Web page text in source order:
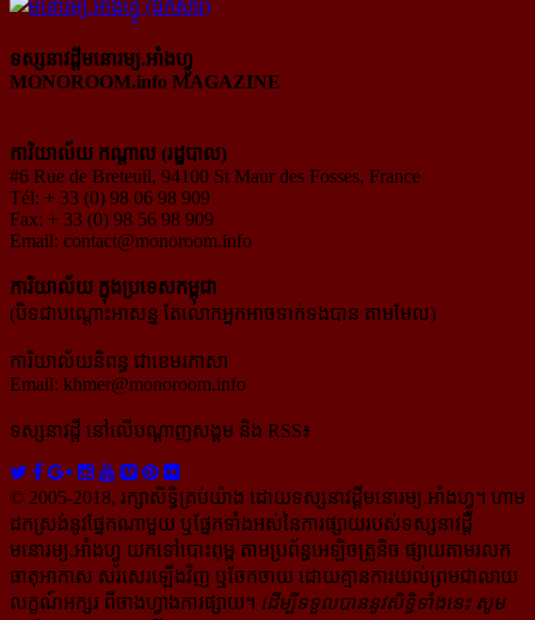
ទស្សនាវដ្ដីមនោរម្យ.អាំងហ្វូ
MONOROOM.info MAGAZINE
ការិយាល័យ កណ្ដាល (រដ្ឋបាល)
#6 Rue de Breteuil, 94100 St Maur des Fosses, France
Tél: + 33 (0) 98 06 98 909
Fax: + 33 (0) 98 56 98 909
Email: contact@monoroom.info
ការិយាល័យ ក្នុង​ប្រទេស​កម្ពុជា
(បិទជាបណ្ដោះអាសន្ន តែលោកអ្នកអាចទាក់ទងបាន តាមមែល)
ការិយាល័យនិពន្ធ ជាខេមរភាសា
Email: khmer@monoroom.info
ទស្សនាវដ្ដី​ នៅលើបណ្ដាញសង្គម និង RSS៖
© 2005-2018, រក្សាសិទ្ធិគ្រប់យ៉ាង ដោយទស្សនាវដ្ដី​មនោរម្យ.អាំងហ្វូ។ ហាម​
ដក​ស្រង់​នូវ​ផ្នែក​ណា​មួយ​ ឬ​ផ្នែក​ទាំង​អស់​នៃ​ការ​ផ្សាយ​របស់​ទស្សនាវដ្ដី​​
មនោរម្យ.អាំងហ្វូ យក​ទៅ​​បោះពុម្ព តាម​ប្រព័ន្ធ​អេឡិច​ត្រូនិច ផ្សាយ​តាម​រលក​
ធាតុអាកាស សរសេរ​ឡើង​វិញ ឬ​ចែក​ចាយ​ ដោយ​គ្មាន​ការ​យល់ព្រមជា​លាយ​
លក្ខណ៍​អក្សរ​ ពី​ចាងហ្វាង​ការ​ផ្សាយ​។ ដើម្បី​ទទួល​បាននូវសិទ្ធិ​ទាំងនេះ សូម​